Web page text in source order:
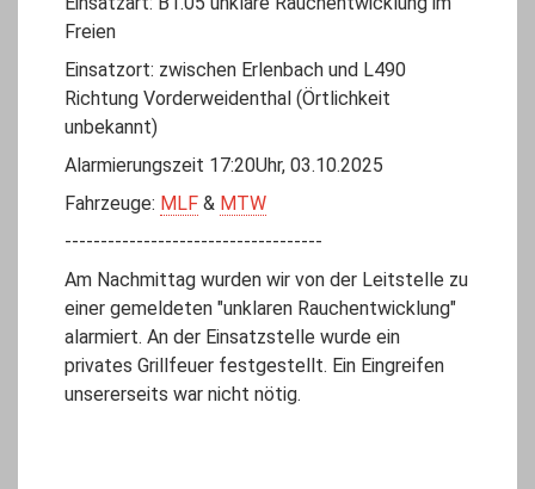
Freien
Einsatzort: zwischen Erlenbach und L490
Richtung Vorderweidenthal (Örtlichkeit
unbekannt)
Alarmierungszeit 17:20Uhr, 03.10.2025
Fahrzeuge: MLF & MTW
------------------------------------
Am Nachmittag wurden wir von der Leitstelle zu
einer gemeldeten "unklaren Rauchentwicklung"
alarmiert. An der Einsatzstelle wurde ein
privates Grillfeuer festgestellt. Ein Eingreifen
unsererseits war nicht nötig.